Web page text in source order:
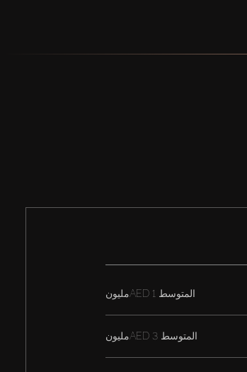
المتوسط
المتوسط AED 3مليون